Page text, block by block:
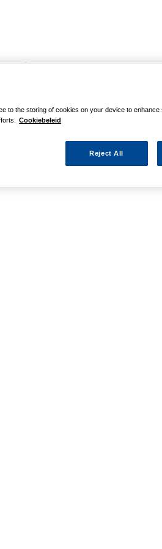
kunnen
verlopen. We hopen u weer op
to the storing of cookies on your device to
Cookiebeleid
Reject All